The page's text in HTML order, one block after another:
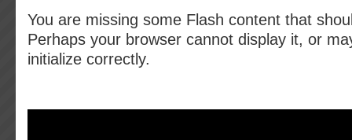
You are missing some Flash content that
Perhaps your browser cannot display it, or
initialize correctly.